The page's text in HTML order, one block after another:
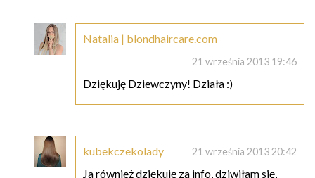
Natalia | blondhaircare.com
21 września 2013 19:46
Dziękuję Dziewczyny! Działa :)
kubekczekolady 21 września 2013 20:42
Ja również dziękuję za info, dziwiłam się,